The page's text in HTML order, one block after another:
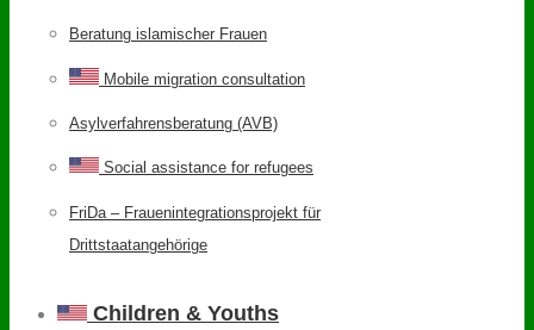
Beratung islamischer Frauen
Mobile migration consultation
Asylverfahrensberatung (AVB)
Social assistance for refugees
FriDa – Frauenintegrationsprojekt für
Drittstaatangehörige
Children & Youths